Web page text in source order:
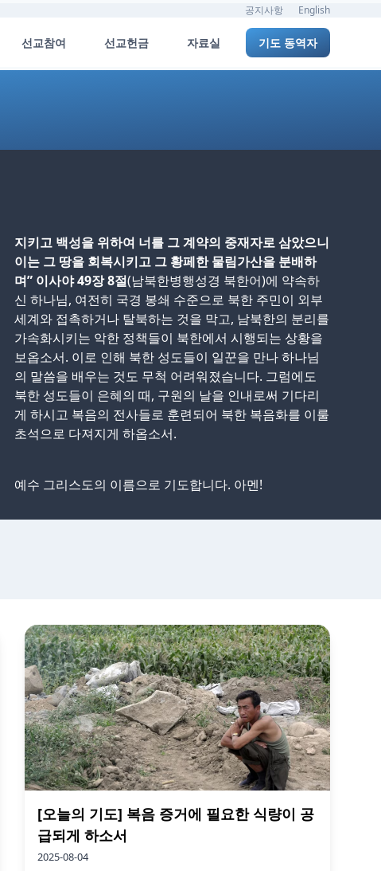
공지사항 English
선교참여 선교헌금 자료실 기도 동역자
지키고 백성을 위하여 너를 그 계약의 중재자로 삼았으니
이는 그 땅을 회복시키고 그 황페한 물림가산을 분배하
며” 이사야 49장 8절(남북한병행성경 북한어)에 약속하
신 하나님, 여전히 국경 봉쇄 수준으로 북한 주민이 외부
세계와 접촉하거나 탈북하는 것을 막고, 남북한의 분리를
가속화시키는 악한 정책들이 북한에서 시행되는 상황을
보옵소서. 이로 인해 북한 성도들이 일꾼을 만나 하나님
의 말씀을 배우는 것도 무척 어려워졌습니다. 그럼에도
북한 성도들이 은혜의 때, 구원의 날을 인내로써 기다리
게 하시고 복음의 전사들로 훈련되어 북한 복음화를 이룰
초석으로 다져지게 하옵소서.
예수 그리스도의 이름으로 기도합니다. 아멘!
[오늘의 기도] 복음 증거에 필요한 식량이 공
급되게 하소서
2025-08-04